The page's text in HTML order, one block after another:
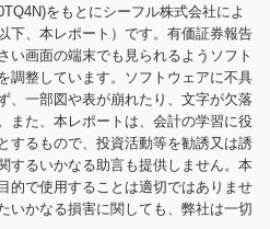
をもとにシーフル株式会社によ
下、本レポート）です。有価証券報告
い画面の端末でも見られるようソフト
調整しています。ソフトウェアに不具
、一部図や表が崩れたり、文字が欠落
また、本レポートは、会計の学習に役
するもので、投資活動等を勧誘又は誘
するいかなる助言も提供しません。本
的で使用することは適切ではありませ
いかなる損害に関しても、弊社は一切